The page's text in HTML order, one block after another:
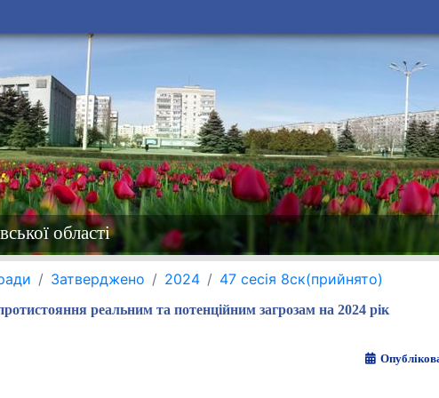
області
Затверджено 2024 47 сесія 8ск(прийнято)
реальним та потенційним загрозам на 2024 рік